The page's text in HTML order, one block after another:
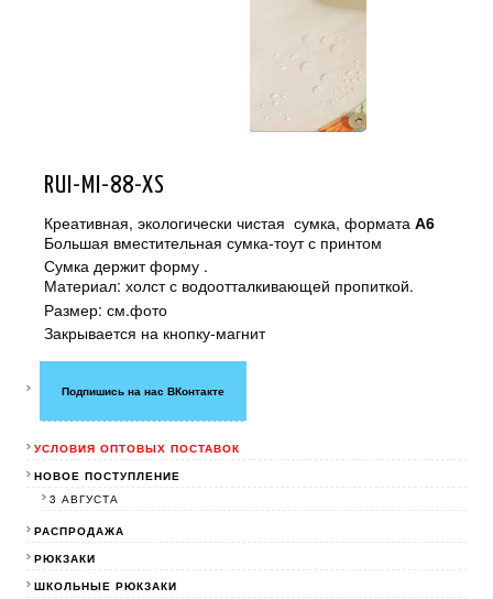
RUI-MI-88-XS
Креативная, экологически чистая сумка, формата А6
Большая вместительная сумка-тоут с принтом
Сумка держит форму .
Материал: холст с водоотталкивающей пропиткой.
Размер: см.фото
Закрывается на кнопку-магнит
Подпишись на нас ВКонтакте
УСЛОВИЯ ОПТОВЫХ ПОСТАВОК
НОВОЕ ПОСТУПЛЕНИЕ
3 АВГУСТА
РАСПРОДАЖА
РЮКЗАКИ
ШКОЛЬНЫЕ РЮКЗАКИ